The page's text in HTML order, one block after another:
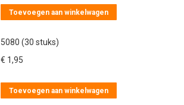
Toevoegen aan winkelwagen
5080 (30 stuks)
€ 1,95
Toevoegen aan winkelwagen